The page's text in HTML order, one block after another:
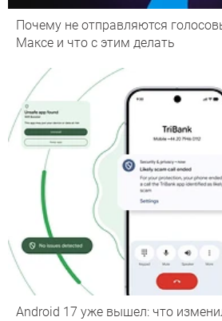
Почему не отправляются
Максе и что с этим делать
Android 17 уже вышел: что